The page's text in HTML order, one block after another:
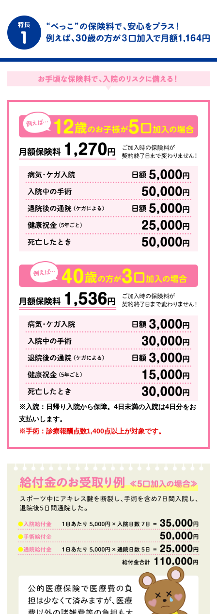
※入院：日帰り入院から保障。4日未満の入院は4日分をお
支払いします。
※手術：診療報酬点数1,400点以上が対象です。